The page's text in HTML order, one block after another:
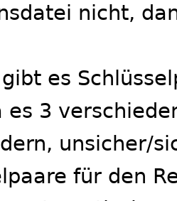
nicht,
es
es 3
unsicher/
für den